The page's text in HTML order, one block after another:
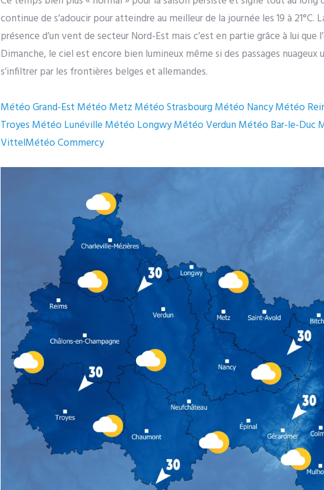
continue de s’adoucir pour atteindre au meilleur de la journée les 19 à 21°C.
présence d’un vent de secteur Nord-Est mais c’est en partie grâce à lui que
Dimanche, le ciel est encore bien lumineux même si des passages nuageux
s’infiltrer par les frontières belges et allemandes.
Météo Grand-Est Météo Metz Météo Strasbourg Météo NancyMétéo
Troyes Météo Lunéville Météo LongwyMétéo Verdun Météo Bar-le-Duc
VittelMétéo Commercy